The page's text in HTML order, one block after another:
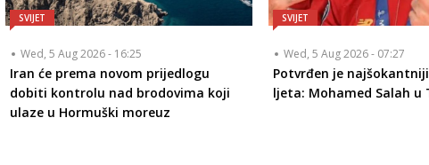
SVIJET
Wed, 5 Aug 2026 - 16:25
Iran će prema novom prijedlogu
dobiti kontrolu nad brodovima koji
ulaze u Hormuški moreuz
SVIJET
Wed, 5 Aug 2026 - 07:27
Potvrđen je
ljeta: Mohamed Salah u